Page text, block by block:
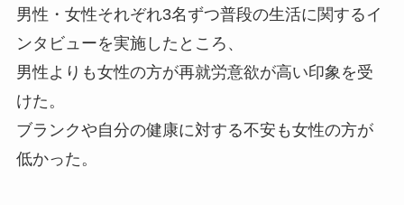
男性・女性それぞれ3名ずつ普段の生活に関するイ
ンタビューを実施したところ、
男性よりも女性の方が再就労意欲が高い印象を受
けた。
ブランクや自分の健康に対する不安も女性の方が
低かった。